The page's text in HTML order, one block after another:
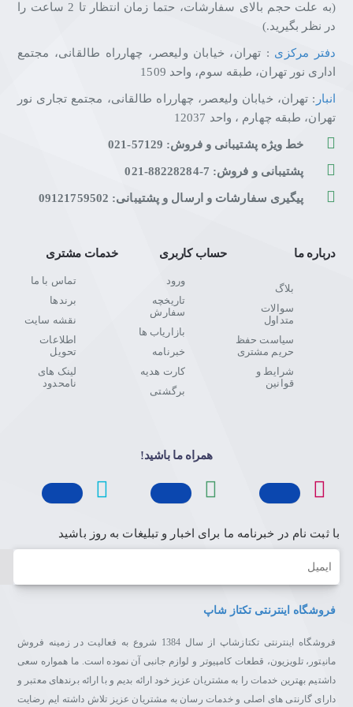
(به علت حجم بالای سفارشات، حتما زمان انتظار تا 2 ساعت را
در نظر بگیرید.)
دفتر مرکزی : تهران، خیابان ولیعصر، چهارراه طالقانی، مجتمع
اداری نور تهران، طبقه سوم، واحد 1509
انبار : تهران، خیابان ولیعصر، چهارراه طالقانی، مجتمع تجاری نور
تهران، طبقه چهارم ، واحد 12037
خط ویژه پشتیبانی و فروش: 57129-021
پشتیبانی و فروش: 7-88228284-021
پیگیری سفارشات و ارسال و پشتیبانی: 09121759502
درباره ما
بلاگ
سوالات
متداول
سیاست حفظ
حریم مشتری
شرایط و
قوانین
حساب کاربری
ورود
تاریخچه
سفارش
بازاریاب ها
خبرنامه
کارت هدیه
برگشتی
خدمات مشتری
تماس با ما
برندها
نقشه سایت
اطلاعات
تحویل
لینک های
نامحدود
همراه ما باشید!
با ثبت نام در خبرنامه ما برای اخبار و تبلیغات به روز باشید
ایمیل
فروشگاه اینترنتی تکتاز شاپ
فروشگاه اینترنتی تکتازشاپ از سال 1384 شروع به فعالیت در زمینه فروش
مانیتور، تلویزیون، قطعات کامپیوتر و لوازم جانبی آن نموده است. ما همواره سعی
داشتیم بهترین خدمات را به مشتریان عزیز خود ارائه بدیم و با ارائه برندهای معتبر و
دارای گارنتی های اصلی و خدمات رسان به مشتریان عزیز تلاش داشته ایم رضایت